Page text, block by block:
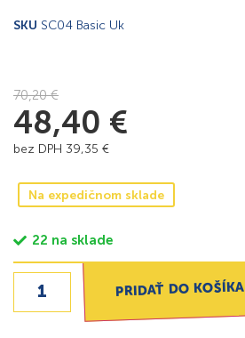
SKU SC04 Basic Uk
70,20€
48,40 €
bez DPH 39,35 €
Na expedičnom sklade
22 na sklade
PRIDAŤ DO KOŠÍKA